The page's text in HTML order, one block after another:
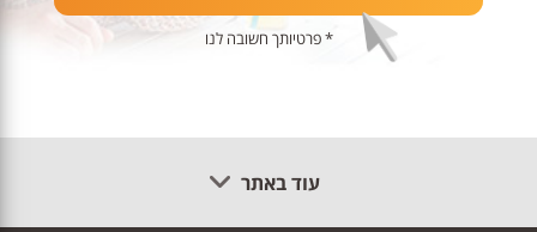
* פרטיותך חשובה לנו
עוד באתר